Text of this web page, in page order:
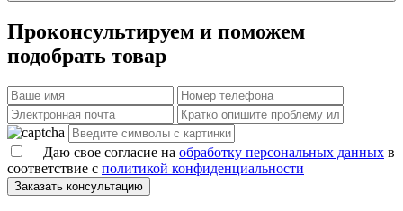
Проконсультируем и поможем
подобрать товар
Даю свое согласие на обработку персональных данных в
соответствие с политикой конфиденциальности
Заказать консультацию